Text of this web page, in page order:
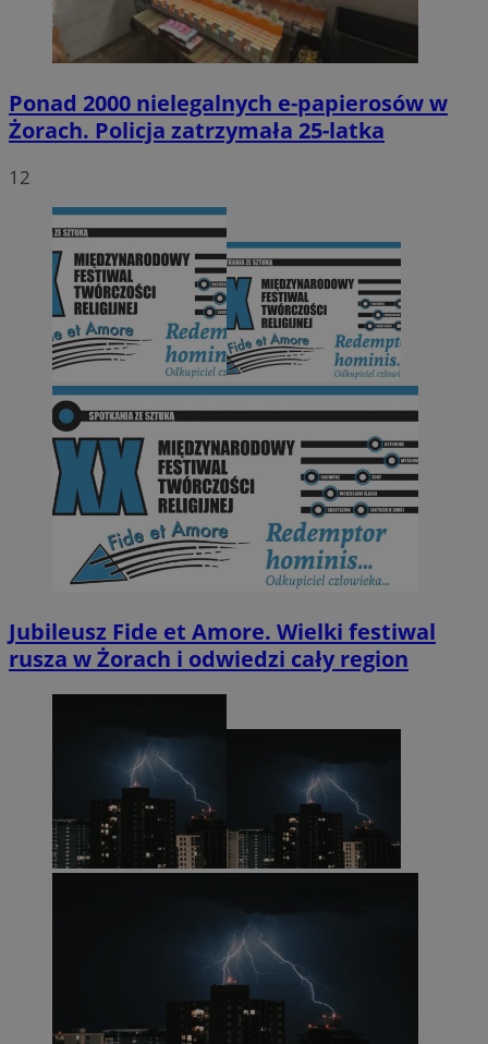
Ponad 2000 nielegalnych e-papierosów w
Żorach. Policja zatrzymała 25-latka
12
Jubileusz Fide et Amore. Wielki festiwal
rusza w Żorach i odwiedzi cały region